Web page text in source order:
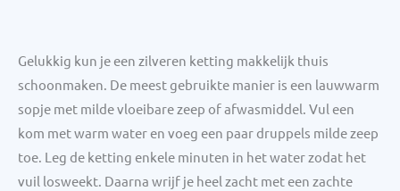
Gelukkig kun je een zilveren ketting makkelijk thuis
schoonmaken. De meest gebruikte manier is een lauwwarm
sopje met milde vloeibare zeep of afwasmiddel. Vul een
kom met warm water en voeg een paar druppels milde zeep
toe. Leg de ketting enkele minuten in het water zodat het
vuil losweekt. Daarna wrijf je heel zacht met een zachte